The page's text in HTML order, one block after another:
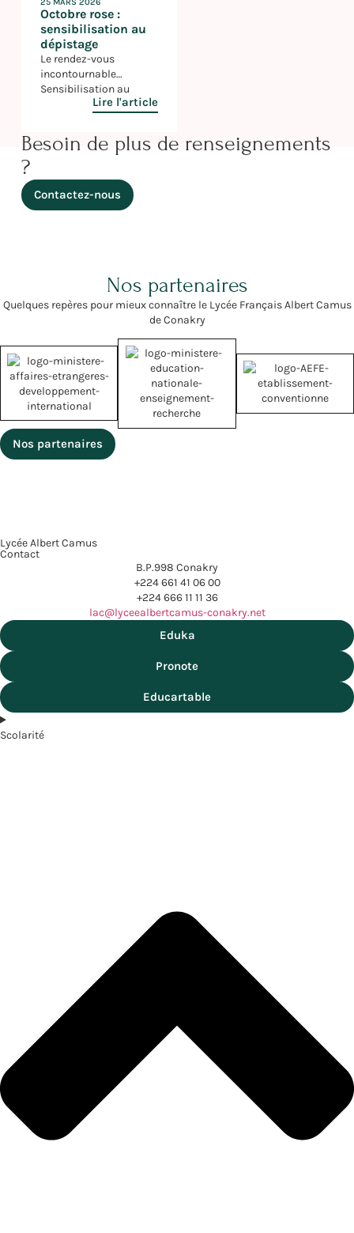
25 MARS 2026
Octobre rose :
sensibilisation au
dépistage
Le rendez-vous
incontournable
Sensibilisation au
dépistage Ce jeudi 9
Camus participé à la
campagne de
dépistage du cancer du
sein pour soutenir cet
évènement planétaire.
professeur de SVT,
plusieurs cœurs ont été
réalisés (en bois, […]
Lire l'article
Besoin de plus de renseignements
?
Contactez-nous
Nos partenaires
Quelques repères pour mieux connaître le Lycée Français Albert Camus
de Conakry
Nos partenaires
Lycée Albert Camus
Contact
B.P.998 Conakry
+224 661 41 06 00
+224 666 11 11 36
lac@lyceealbertcamus-conakry.net
Eduka
Pronote
Educartable
Scolarité